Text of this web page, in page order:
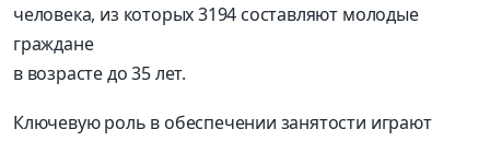
человека, из которых 3194 составляют молодые
граждане
в возрасте до 35 лет.
Ключевую роль в обеспечении занятости играют